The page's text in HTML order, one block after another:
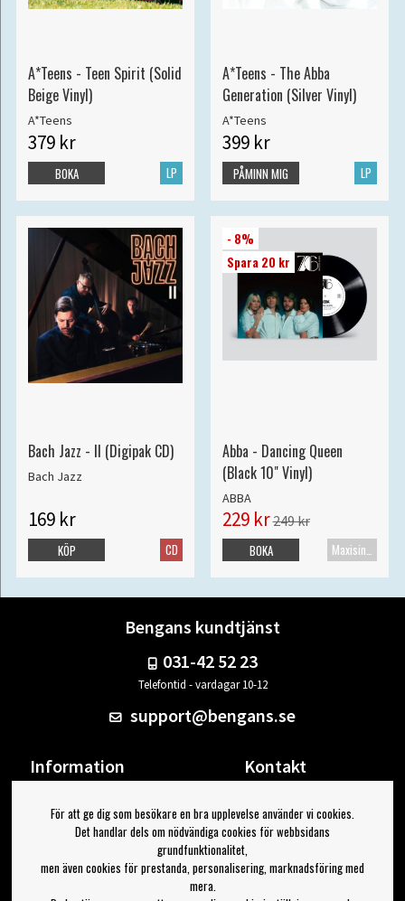
A*Teens - Teen Spirit (Solid
Beige Vinyl)
A*Teens
379 kr
LP
BOKA
A*Teens - The Abba
Generation (Silver Vinyl)
A*Teens
399 kr
LP
PÅMINN MIG
Bach Jazz - II (Digipak CD)
Bach Jazz
169 kr
CD
KÖP
- 8%
Spara 20 kr
Abba - Dancing Queen
(Black 10" Vinyl)
ABBA
229 kr249 kr
Maxisingel
BOKA
Bengans kundtjänst
031-42 52 23
Telefontid - vardagar 10-12
support@bengans.se
Information
Om Bengans
FAQ / Köp- & Leveransvillkor
Kontakt
Din sida
Logga ut
Jag vill ha tips från Bengans
För att ge dig som besökare en bra upplevelse använder vi cookies.
Det handlar dels om nödvändiga cookies för webbsidans
grundfunktionalitet,
men även cookies för prestanda, personalisering, marknadsföring med
mera.